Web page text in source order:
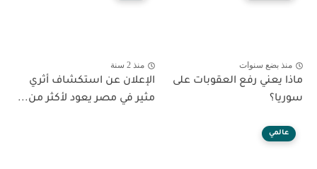
منذ بضع سنوات
ماذا يعني رفع العقوبات على
سوريا؟
منذ 2 سنة
الإعلان عن استكشاف أثري
مثير في مصر يعود لأكثر من...
عالمي